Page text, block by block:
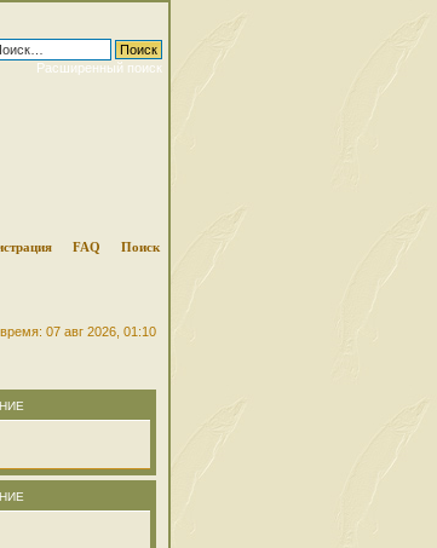
Расширенный поиск
FAQ Поиск
07 авг 2026, 01:10